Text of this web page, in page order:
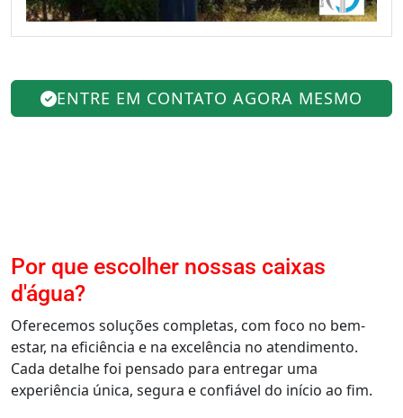
ENTRE EM CONTATO AGORA MESMO
Por que escolher nossas caixas
d'água?
Oferecemos soluções completas, com foco no bem-
estar, na eficiência e na excelência no atendimento.
Cada detalhe foi pensado para entregar uma
experiência única, segura e confiável do início ao fim.